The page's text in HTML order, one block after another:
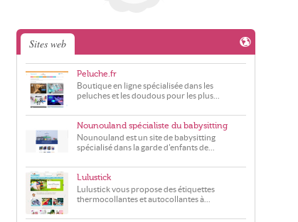
Sites web
Peluche.fr
Boutique en ligne spécialisée dans les
peluches et les doudous pour les plus...
Nounouland spécialiste du babysitting
Nounouland est un site de babysitting
spécialisé dans la garde d'enfants de...
Lulustick
Lulustick vous propose des étiquettes
thermocollantes et autocollantes à...